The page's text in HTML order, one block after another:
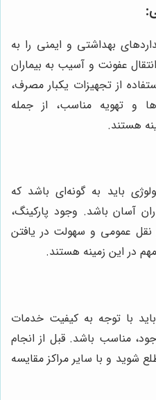
بهداشتی و ایمنی را به
عفونت و آسیب به بیماران
از تجهیزات یکبار مصرف،
و تهویه مناسب، از جمله
هستند.
باید به گونه‌ای باشد که
آسان باشد. وجود پارکینگ،
عمومی و سهولت در یافتن
در این زمینه هستند.
با توجه به کیفیت خدمات
مناسب باشد. قبل از انجام
شوید و با سایر مراکز مقایسه